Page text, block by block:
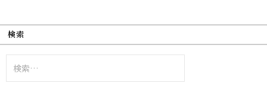
検索
索: